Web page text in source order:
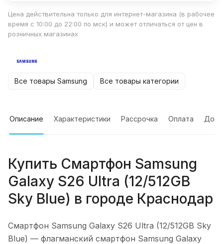
Цена действительна только для интернет-магазина (в рабочее
время с 10:00 до 22:00 по мск) и может отличаться от цен в
розничных магазинах
Все товары Samsung Все товары категории
Описание Характеристики Рассрочка Оплата
Купить Смартфон Samsung
Galaxy S26 Ultra (12/512GB
Sky Blue) в городе Краснодар
Смартфон Samsung Galaxy S26 Ultra (12/512GB Sky
Blue) — флагманский смартфон Samsung Galaxy